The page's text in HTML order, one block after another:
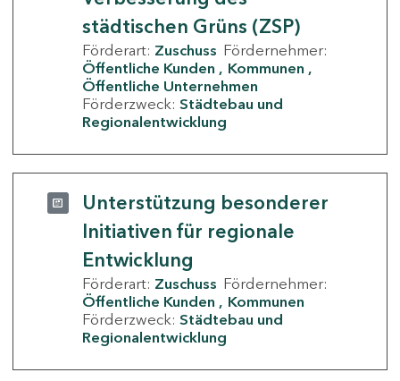
städtischen Grüns (ZSP)
Förderart: Zuschuss Fördernehmer:
Öffentliche Kunden
Kommunen
Öffentliche Unternehmen
Förderzweck: Städtebau und
Regionalentwicklung
Unterstützung besonderer
Initiativen für regionale
Entwicklung
Förderart: Zuschuss Fördernehmer:
Öffentliche Kunden
Kommunen
Förderzweck: Städtebau und
Regionalentwicklung